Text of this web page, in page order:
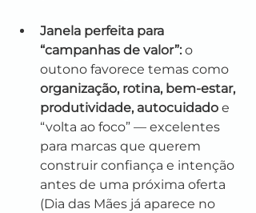
Janela perfeita para
“campanhas de valor”: o
outono favorece temas como
organização, rotina, bem-estar,
produtividade, autocuidado e
“volta ao foco” — excelentes
para marcas que querem
construir confiança e intenção
antes de uma próxima oferta
(Dia das Mães já aparece no